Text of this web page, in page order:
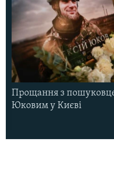
Прощання з
Юковим у Києві